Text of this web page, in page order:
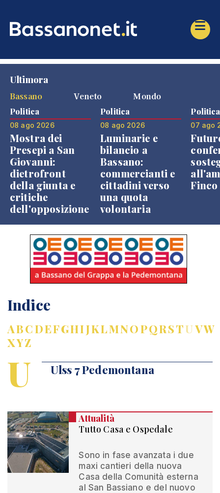
Ultimora
Bassano
Veneto Mondo
Politica
08 ago 2026
Mostra dei
Presepi a San
Giovanni:
dietrofront
della giunta e
critiche
dell'opposizione
Politica
08 ago 2026
Luminarie e
bilancio a
Bassano:
commercianti e
cittadini verso
una quota
volontaria
Politica
07 ago
Finco
Indice
ABCDEFGHIJKLMNOPQRSTUVW
XYZ
U Ulss 7 Pedemontana
Attualità
Tutto Casa e Ospedale
Sono in fase avanzata i due
maxi cantieri della nuova
Casa della Comunità esterna
al San Bassiano e del nuovo